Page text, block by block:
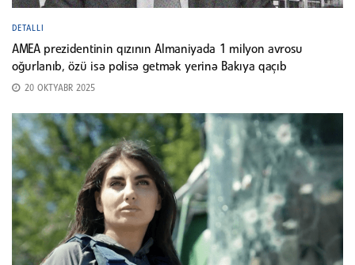
DETALLI
AMEA prezidentinin qızının Almaniyada 1 milyon avrosu
oğurlanıb, özü isə polisə getmək yerinə Bakıya qaçıb
20 OKTYABR 2025